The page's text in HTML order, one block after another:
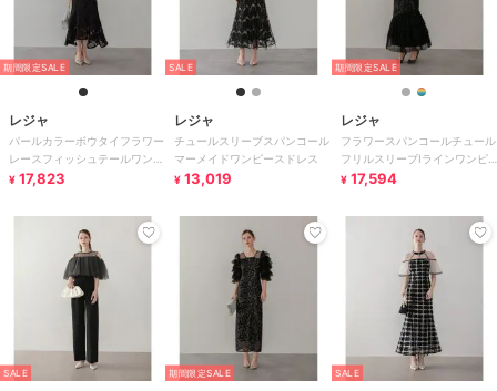
期間限定SALE
レジャ
パールカラーボウタイフラワー
レースフィッシュテールワンピ
ースドレス
¥ 17,823
SALE
レジャ
チュールスリーブスパンコール
マーメイドワンピースドレス
¥ 13,019
期間限定SALE
レジャ
フラワースパンコールチュール
フリルスリーブIラインワンピ
ースドレス
¥ 17,594
SALE 期間限定SALE SALE